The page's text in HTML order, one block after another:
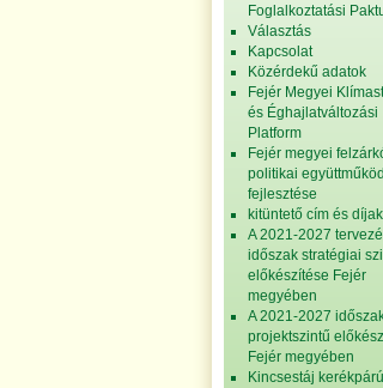
Foglalkoztatási
Választás
Kapcsolat
Közérdekű adatok
Fejér Megyei
és Éghajlatváltozási
Platform
Fejér megyei
politikai
fejlesztése
kitüntető cím és díjak
A 2021-2027
időszak stratégiai
előkészítése Fejér
megyében
A 2021-2027
projektszintű
Fejér megyében
Kincsestáj